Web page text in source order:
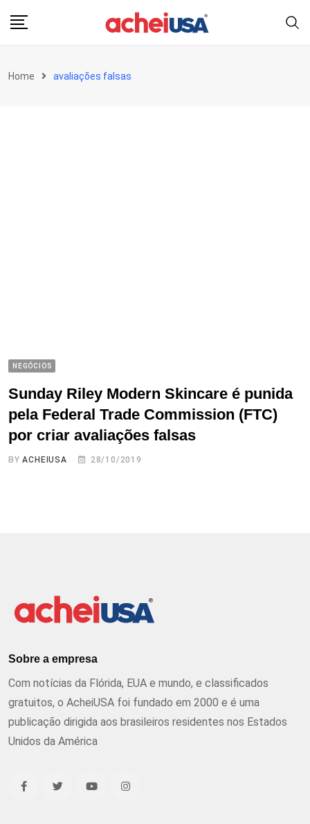
Home avaliações falsas
NEGÓCIOS
Sunday Riley Modern Skincare é punida
pela Federal Trade Commission (FTC)
por criar avaliações falsas
BYACHEIUSA 28/10/2019
Sobre a empresa
Com notícias da Flórida, EUA e mundo, e classificados
gratuitos, o AcheiUSA foi fundado em 2000 e é uma
publicação dirigida aos brasileiros residentes nos Estados
Unidos da América